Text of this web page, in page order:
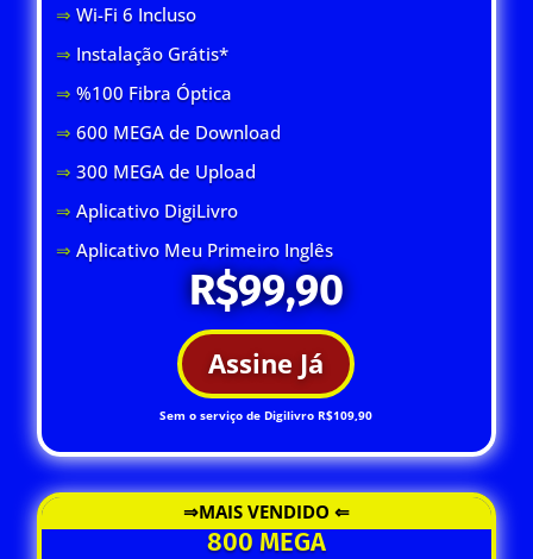
⇒ Wi-Fi 6 Incluso
⇒ Instalação Grátis*
⇒ %100 Fibra Óptica
⇒ 600 MEGA de Download
⇒300 MEGA de Upload
⇒Aplicativo DigiLivro
⇒Aplicativo Meu Primeiro Inglês
R$99,90
Assine Já
Sem o serviço de Digilivro R$109,90
⇒MAIS VENDIDO ⇐
800 MEGA